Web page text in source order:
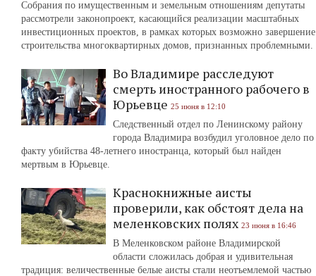
Собрания по имущественным и земельным отношениям депутаты
рассмотрели законопроект, касающийся реализации масштабных
инвестиционных проектов, в рамках которых возможно завершение
строительства многоквартирных домов, признанных проблемными.
Во Владимире расследуют
смерть иностранного рабочего в
Юрьевце 25 июня в 12:10
Следственный отдел по Ленинскому району
города Владимира возбудил уголовное дело по
факту убийства 48-летнего иностранца, который был найден
мертвым в Юрьевце.
Краснокнижные аисты
проверили, как обстоят дела на
меленковских полях 23 июня в 16:46
В Меленковском районе Владимирской
области сложилась добрая и удивительная
традиция: величественные белые аисты стали неотъемлемой частью